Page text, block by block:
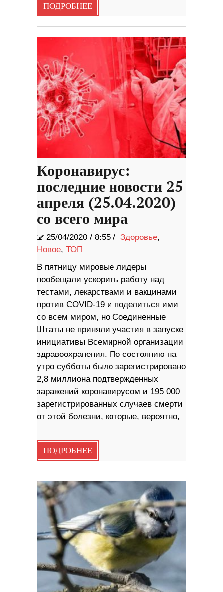
ПОДРОБНЕЕ
Коронавирус:
последние новости 25
апреля (25.04.2020)
со всего мира
25/04/2020 / 8:55 / Здоровье,
Новое, ТОП
В пятницу мировые лидеры
пообещали ускорить работу над
тестами, лекарствами и вакцинами
против COVID-19 и поделиться ими
cо всем миром, но Соединенные
Штаты не приняли участия в запуске
инициативы Всемирной организации
здравоохранения. По состоянию на
утро субботы было зарегистрировано
2,8 миллиона подтвержденных
заражений коронавирусом и 195 000
зарегистрированных случаев смерти
от этой болезни, которые, вероятно,
ПОДРОБНЕЕ